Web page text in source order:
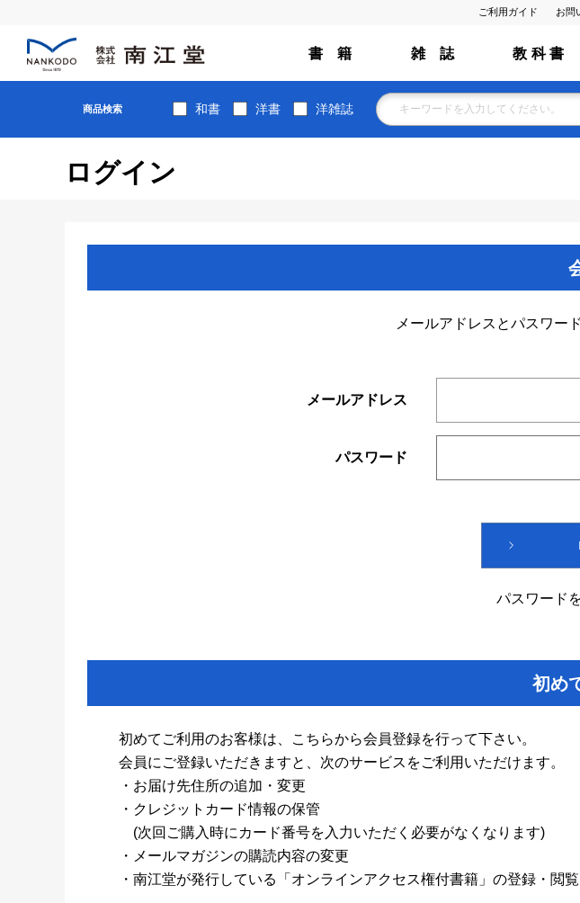
ご利用ガイド お問
書 籍 雑 誌 教 科 書
商品検索 和書 洋書 洋雑誌
ログイン
メールアドレスとパスワー
メールアドレス
パスワード
パスワード
初め
初めてご利用のお客様は、こちらから会員登録を行って下さい。
会員にご登録いただきますと、次のサービスをご利用いただけます。
・お届け先住所の追加・変更
・クレジットカード情報の保管
(次回ご購入時にカード番号を入力いただく必要がなくなります)
・メールマガジンの購読内容の変更
・南江堂が発行している「オンラインアクセス権付書籍」の登録・閲覧